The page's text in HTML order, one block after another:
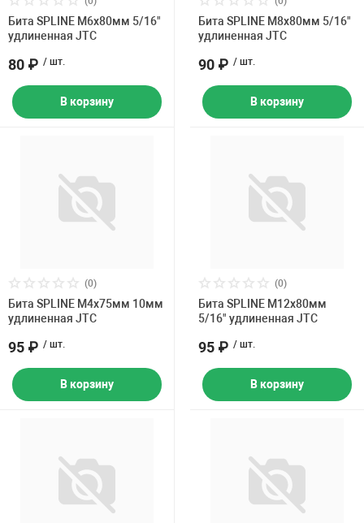
Накачка колес
Оборудование
Мотоадаптеры
Правка дисков
Разное
Бита SPLINE M6х80мм 5/16"
удлиненная JTC
80 ₽ / шт.
В корзину
Бита SPLINE M8х80мм 5/16"
удлиненная JTC
90 ₽ / шт.
В корзину
(0)
Бита SPLINE M4х75мм 10мм
удлиненная JTC
95 ₽ / шт.
В корзину
(0)
Бита SPLINE M12х80мм
5/16" удлиненная JTC
95 ₽ / шт.
В корзину